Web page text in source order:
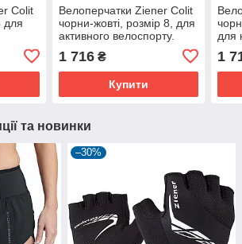
Colit
для
Велоперчатки Ziener Colit
чорни-жовті, розмір 8, для
активного велоспорту.
1 716₴
Купити
для
1
та новинки
–30%